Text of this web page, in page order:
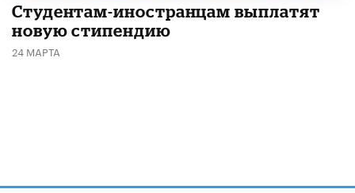
Студентам-иностранцам выплатят
новую стипендию
24 МАРТА